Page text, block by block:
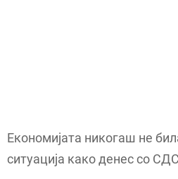
Економијата никогаш не
ситуација како денес со